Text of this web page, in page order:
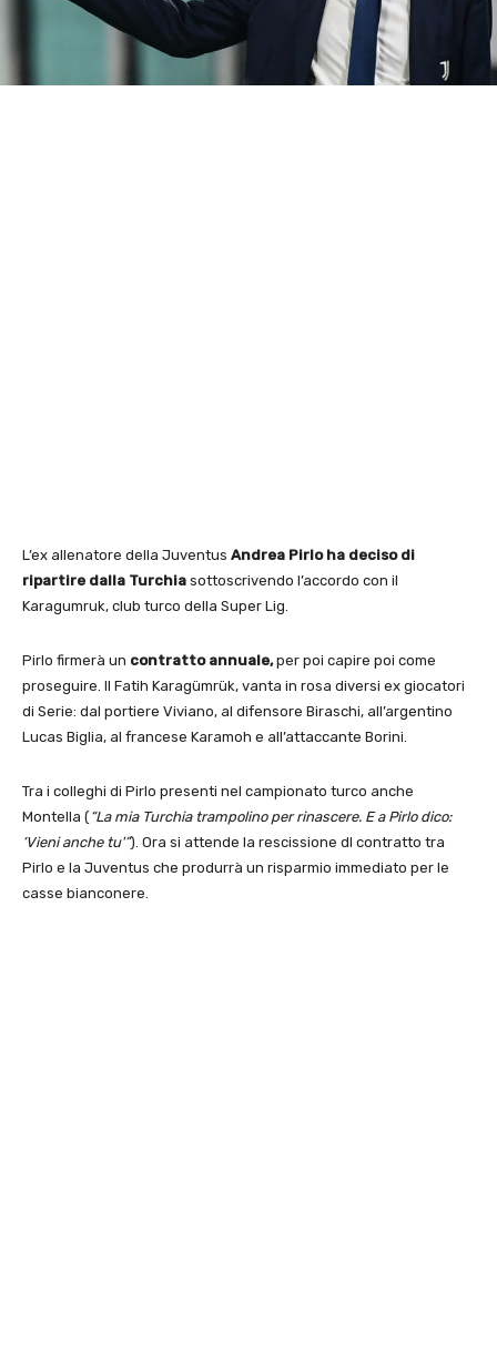
L’ex allenatore della Juventus Andrea Pirlo ha deciso di
ripartire dalla Turchia sottoscrivendo l’accordo con il
Karagumruk, club turco della Super Lig.
Pirlo firmerà un contratto annuale,per poi capire poi come
proseguire. Il Fatih Karagümrük, vanta in rosa diversi ex giocatori
di Serie: dal portiere Viviano, al difensore Biraschi, all’argentino
Lucas Biglia, al francese Karamoh e all’attaccante Borini.
Tra i colleghi di Pirlo presenti nel campionato turco anche
Montella (“La mia Turchia trampolino per rinascere. E a Pirlo dico:
‘Vieni anche tu'”). Ora si attende la rescissione dl contratto tra
Pirlo e la Juventus che produrrà un risparmio immediato per le
casse bianconere.